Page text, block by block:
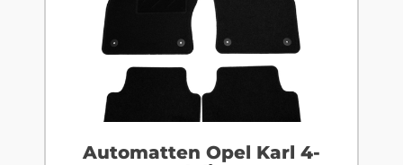
Automatten Opel Karl 4-